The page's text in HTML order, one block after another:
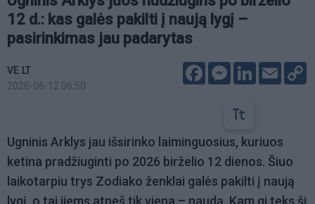
12 d.: kas galės pakilti į naują lygį –
pasirinkimas jau padarytas
VE.LT
2026-06-12 06:50
FacebookMessenger
LinkedIn
Email
Ugninis Arklys jau išsirinko laiminguosius, kuriuos
ketina pradžiuginti po 2026 birželio 12 dienos. Šiuo
laikotarpiu trys Zodiako ženklai galės pakilti į naują